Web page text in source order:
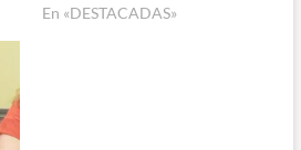
En «DESTACADAS»